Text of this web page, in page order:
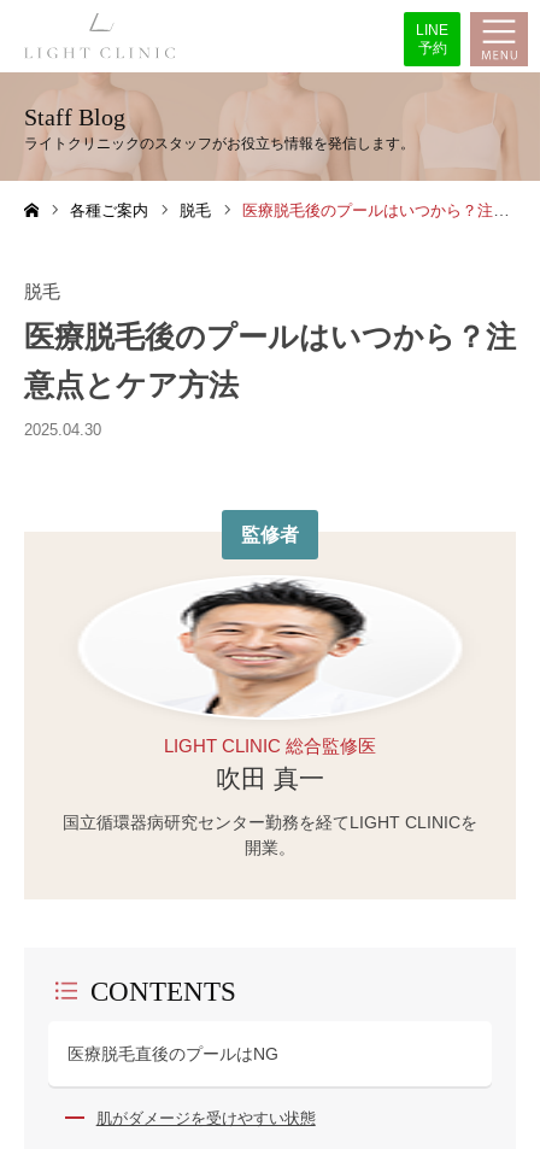
LINE
予約
Staff Blog
各種ご案内 脱毛 医療脱毛後のプールはいつから？注意点とケア方法
脱毛
医療脱毛後のプールはいつから？注
意点とケア方法
2025.04.30
監修者
LIGHT CLINIC 総合監修医
吹田 真一
国立循環器病研究センター勤務を経てLIGHT CLINICを
開業。
CONTENTS
医療脱毛直後のプールはNG
肌がダメージを受けやすい状態